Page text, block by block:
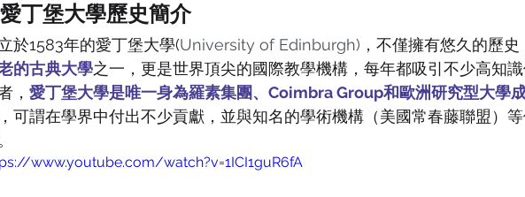
University of Liverpool
Sheffield University of Southampton University of Surrey University of
Bath Newcastle University Goldsmiths, University of London
愛丁堡大學歷史簡介
於1583年的愛丁堡大學(University of Edinburgh) ，不僅擁有悠久的歷
的古典大學之一，更是世界頂尖的國際教學機構，每年都吸引不少高知
， 愛丁堡大學是唯一身為羅素集團、Coimbra Group和歐洲研究型大學
，可謂在學界中付出不少貢獻，並與知名的學術機構（美國常春藤聯盟）
www.youtube.com/watch?v=1ICI1guR6fA